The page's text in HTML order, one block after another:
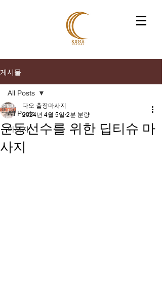
게시물
All Posts
마사지
All Posts
운동선수를 위한 딥티슈 마
사지
다오 출장마사지
2024년 4월 5일 2분 분량